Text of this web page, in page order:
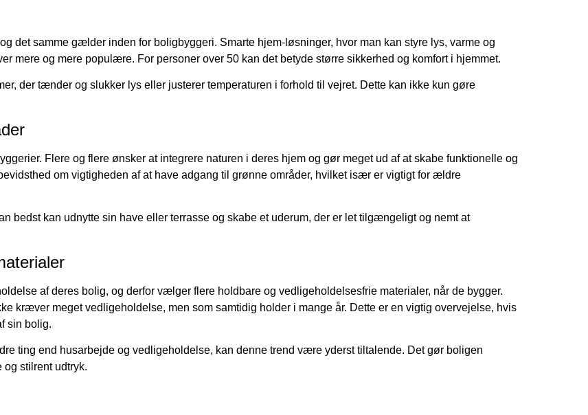
det samme gælder inden for boligbyggeri. Smarte hjem-løsninger, hvor man kan styre lys, varme og
mere og mere populære. For personer over 50 kan det betyde større sikkerhed og komfort i hjemmet.
der tænder og slukker lys eller justerer temperaturen i forhold til vejret. Dette kan ikke kun gøre
Flere og flere ønsker at integrere naturen i deres hjem og gør meget ud af at skabe funktionelle og
om vigtigheden af at have adgang til grønne områder, hvilket især er vigtigt for ældre
bedst kan udnytte sin have eller terrasse og skabe et uderum, der er let tilgængeligt og nemt at
af deres bolig, og derfor vælger flere holdbare og vedligeholdelsesfrie materialer, når de bygger.
kræver meget vedligeholdelse, men som samtidig holder i mange år. Dette er en vigtig overvejelse, hvis
sin bolig.
ting end husarbejde og vedligeholdelse, kan denne trend være yderst tiltalende. Det gør boligen
og stilrent udtryk.